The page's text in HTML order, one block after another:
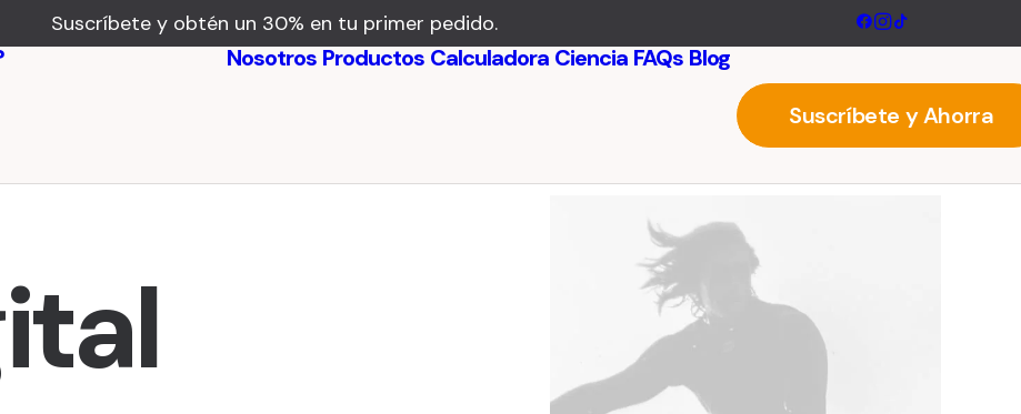
Suscríbete y obtén un 30% en tu primer pedido.
Nosotros Productos Calculadora Ciencia FAQs Blog
Suscríbete y Ahorra